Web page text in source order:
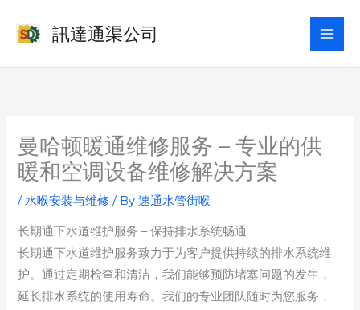
訊達通渠公司
曼哈顿暖通维修服务 – 专业的供
暖和空调设备维修解决方案
/ 水喉安装与维修 / By速通水管街喉
长期通下水道维护服务 – 保持排水系统畅通
长期通下水道维护服务致力于为客户提供持续的排水系统维
护。通过定期检查和清洁，我们能够预防堵塞问题的发生，
延长排水系统的使用寿命。我们的专业团队随时为您服务，